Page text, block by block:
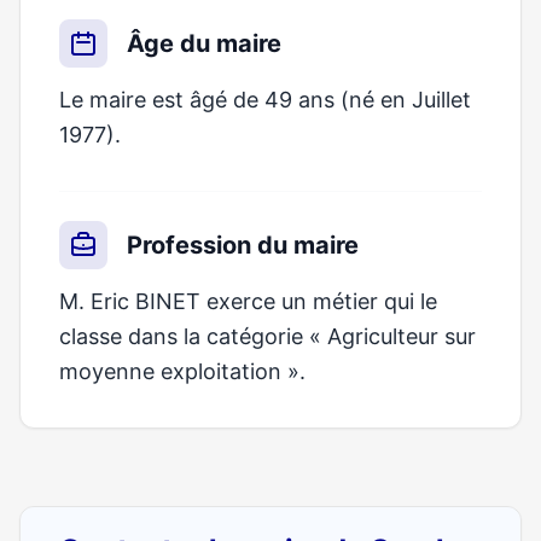
Âge du maire
Le maire est âgé de 49 ans (né en Juillet
1977).
Profession du maire
M. Eric BINET exerce un métier qui le
classe dans la catégorie « Agriculteur sur
moyenne exploitation ».